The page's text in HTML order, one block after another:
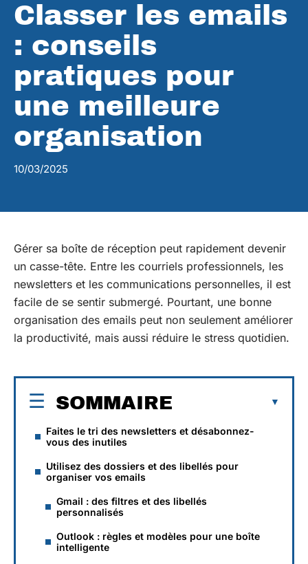
Classer les emails
: conseils
pratiques pour
une meilleure
organisation
10/03/2025
Gérer sa boîte de réception peut rapidement devenir
un casse-tête. Entre les courriels professionnels, les
newsletters et les communications personnelles, il est
facile de se sentir submergé. Pourtant, une bonne
organisation des emails peut non seulement améliorer
la productivité, mais aussi réduire le stress quotidien.
SOMMAIRE
Faites le tri des newsletters et désabonnez-
vous des inutiles
Utilisez des dossiers et des libellés pour
organiser vos emails
Gmail : des filtres et des libellés
personnalisés
Outlook : règles et modèles pour une boîte
intelligente